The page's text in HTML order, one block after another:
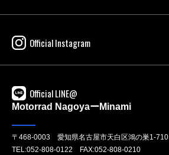
Official Instagram
Official LINE@
Motorrad NagoyaーMinami
〒468-0003 愛知県名古屋市天白区鴻の巣1-710
TEL:052-808-0122 FAX:052-808-0210